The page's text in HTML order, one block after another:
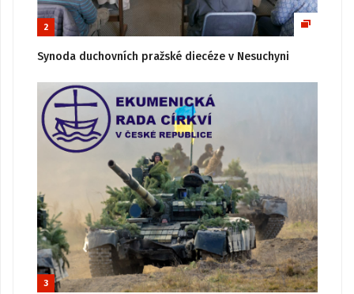
2
Synoda duchovních pražské diecéze v Nesuchyni
3